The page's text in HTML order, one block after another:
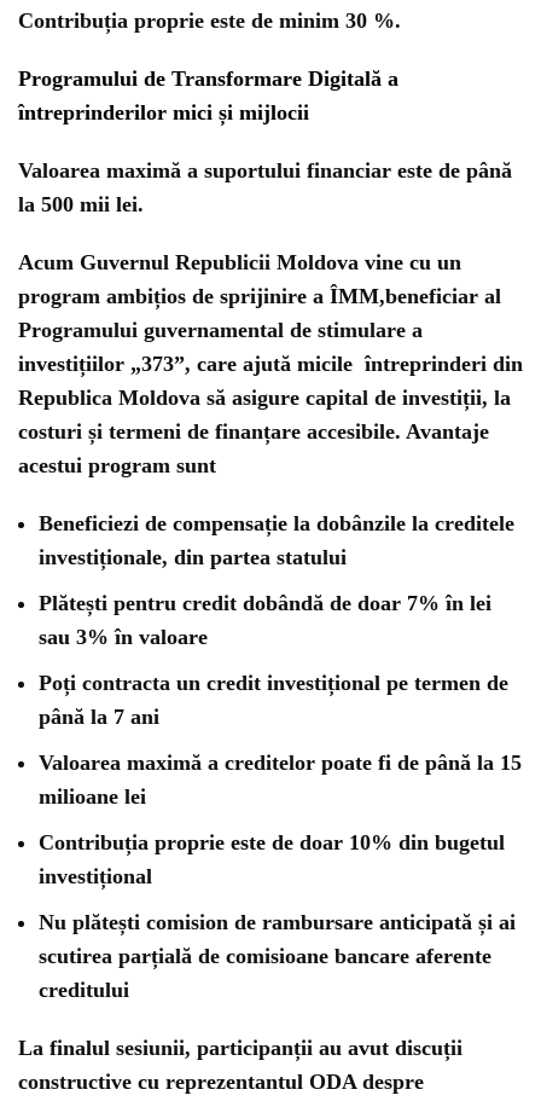
Contribuția proprie este de minim 30 %.
Programului de Transformare Digitală a
întreprinderilor mici și mijlocii
Valoarea maximă a suportului financiar este de până
la 500 mii lei.
Acum Guvernul Republicii Moldova vine cu un
program ambițios de sprijinire a ÎMM,beneficiar al
Programului guvernamental de stimulare a
investițiilor „373”, care ajută micile întreprinderi din
Republica Moldova să asigure capital de investiții, la
costuri și termeni de finanțare accesibile. Avantaje
acestui program sunt
Beneficiezi de compensație la dobânzile la creditele
investiționale, din partea statului
Plătești pentru credit dobândă de doar 7% în lei
sau 3% în valoare
Poți contracta un credit investițional pe termen de
până la 7 ani
Valoarea maximă a creditelor poate fi de până la 15
milioane lei
Contribuția proprie este de doar 10% din bugetul
investițional
Nu plătești comision de rambursare anticipată și ai
scutirea parțială de comisioane bancare aferente
creditului
La finalul sesiunii, participanții au avut discuții
constructive cu reprezentantul ODA despre